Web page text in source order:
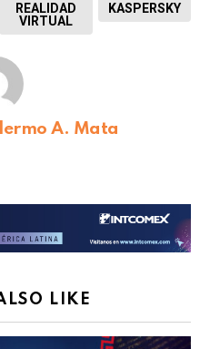
REALIDAD
VIRTUAL
KASPERSKY
A. Mata
LIKE